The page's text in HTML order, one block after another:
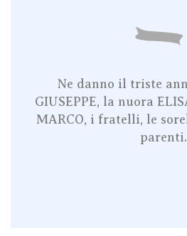
Ne danno il triste
GIUSEPPE, la nuora
MARCO, i fratelli, le
parenti.